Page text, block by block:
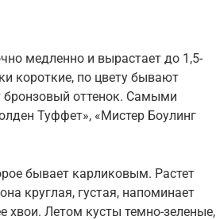
медленно и вырастает до 1,5-
короткие, по цвету бывают
бронзовый оттенок. Самыми
Туффет», «Мистер Боулинг
бывает карликовым. Растет
круглая, густая, напоминает
хвои. Летом кусты темно-зеленые,